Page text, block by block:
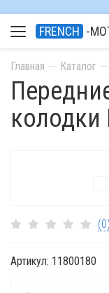
FRENCH -
Главная Каталог
(0)
Артикул: 11800180